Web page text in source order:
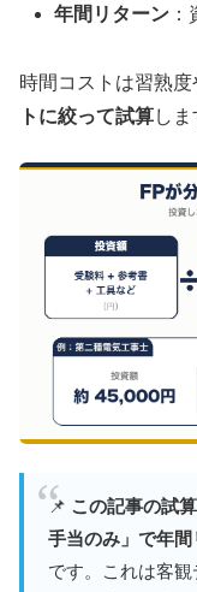
年間リターン
時間コストは習熟度
トに絞って試算しま
📌 この記事の試
手当のみ」で年
です。これは客観